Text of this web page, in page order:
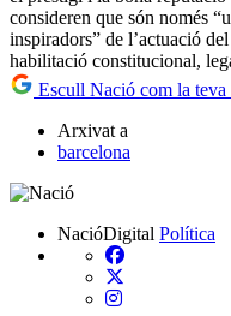
consideren que són només
inspiradors” de l’actuació
habilitació constitucional,
Escull Nació com la
Arxivat a
barcelona
NacióDigital Política